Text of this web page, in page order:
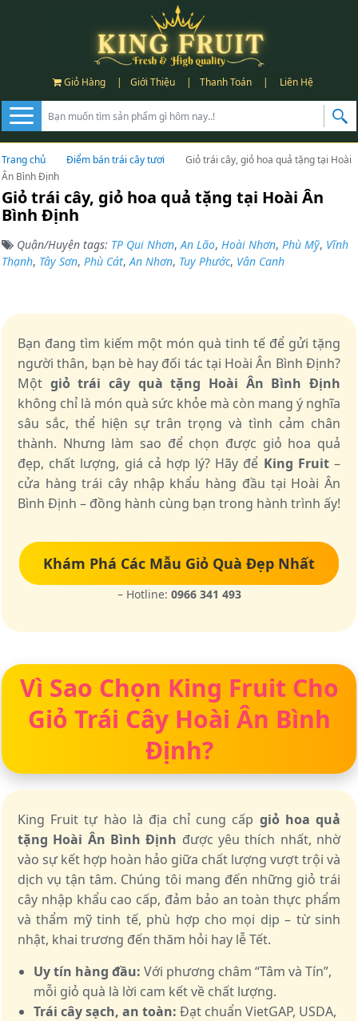
Giỏ Hàng | Giới Thiệu | Thanh Toán | Liên Hệ
Trang chủ Điểm bán trái cây tươi
Giỏ trái cây, giỏ hoa quả tặng tại Hoài
Ân Bình Định
Giỏ trái cây, giỏ hoa quả tặng tại Hoài Ân
Bình Định
Quận/Huyện tags: TP Qui Nhơn,An Lão, Hoài Nhơn, Phù Mỹ, Vĩnh
Thạnh, Tây Sơn, Phù Cát,An Nhơn, Tuy Phước, Vân Canh
Bạn đang tìm kiếm một món quà tinh tế để gửi tặng
người thân, bạn bè hay đối tác tại Hoài Ân Bình Định?
Một giỏ trái cây quà tặng Hoài Ân Bình Định
không chỉ là món quà sức khỏe mà còn mang ý nghĩa
sâu sắc, thể hiện sự trân trọng và tình cảm chân
thành. Nhưng làm sao để chọn được giỏ hoa quả
đẹp, chất lượng, giá cả hợp lý? Hãy để King Fruit–
cửa hàng trái cây nhập khẩu hàng đầu tại Hoài Ân
Bình Định – đồng hành cùng bạn trong hành trình ấy!
Khám Phá Các Mẫu Giỏ Quà Đẹp Nhất
– Hotline: 0966 341 493
Vì Sao Chọn King Fruit Cho
Giỏ Trái Cây Hoài Ân Bình
Định?
King Fruit tự hào là địa chỉ cung cấp giỏ hoa quả
tặng Hoài Ân Bình Định được yêu thích nhất, nhờ
vào sự kết hợp hoàn hảo giữa chất lượng vượt trội và
dịch vụ tận tâm. Chúng tôi mang đến những giỏ trái
cây nhập khẩu cao cấp, đảm bảo an toàn thực phẩm
và thẩm mỹ tinh tế, phù hợp cho mọi dịp – từ sinh
nhật, khai trương đến thăm hỏi hay lễ Tết.
Uy tín hàng đầu: Với phương châm “Tâm và Tín”,
mỗi giỏ quà là lời cam kết về chất lượng.
Trái cây sạch, an toàn: Đạt chuẩn VietGAP, USDA,